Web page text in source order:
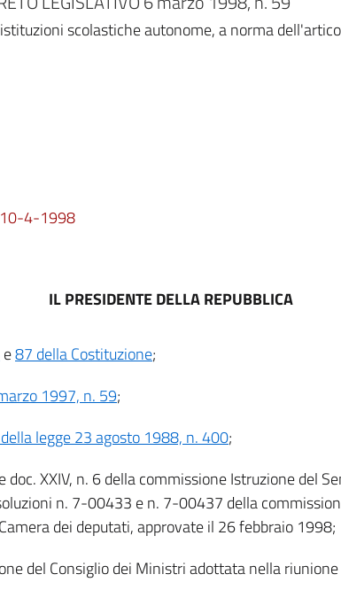
scolastiche autonome, a norma
10-4-1998
IL PRESIDENTE DELLA REPUBBLICA
e87 della Costituzione;
1997, n. 59;
legge 23 agosto 1988, n. 400;
doc. XXIV, n. 6 della commissione Istruzione del
n. 7-00433 e n. 7-00437 della
dei deputati, approvate il 26 febbraio 1998;
del Consiglio dei Ministri adottata nella